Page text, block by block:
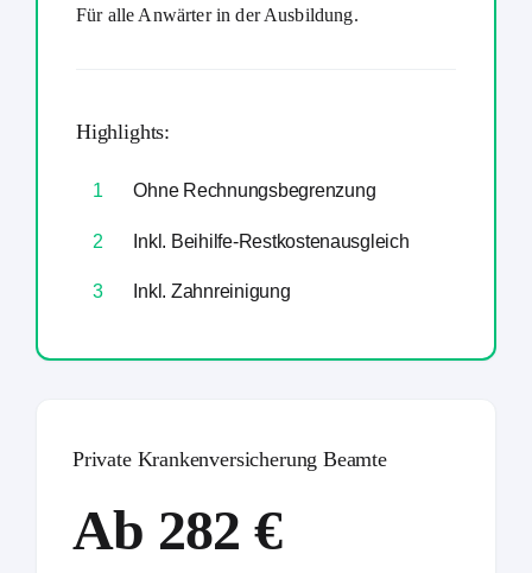
Für alle Anwärter in der Ausbildung.
Highlights:
1 Ohne Rechnungsbegrenzung
2 Inkl. Beihilfe-Restkostenausgleich
3 Inkl. Zahnreinigung
Private Krankenversicherung Beamte
Ab 282 €